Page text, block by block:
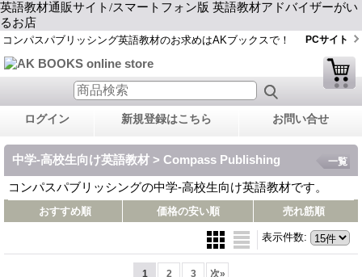
英語教材通販サイト/スマートフォン版 英語教材アドバイザーがい
るお店
コンパスパブリッシング英語教材のお求めはAKブックスで！ PCサイト
ログイン 新規登録はこちら お問い合せ
中学-高校生向け英語教材 > Compass Publishing
コンパスパブリッシングの中学-高校生向け英語教材です。
一覧
おすすめ順 価格の安い順 売れ筋順
表示件数:
1 2 3 次»